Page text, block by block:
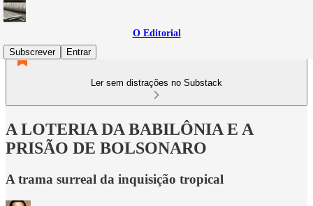
O Editorial
Subscrever
Entrar
Ler sem distrações no Substack
A LOTERIA DA BABILÔNIA E A
PRISÃO DE BOLSONARO
A trama surreal da inquisição tropical